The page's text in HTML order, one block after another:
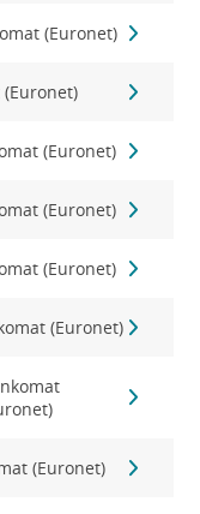
(Euronet)
(Euronet)
(Euronet)
(Euronet)
(Euronet)
(Euronet)